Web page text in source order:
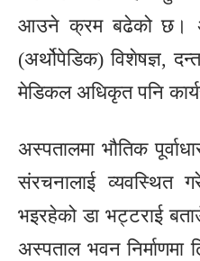
आउने क्रम बढेको छ।
(अर्थोपेडिक) विशेषज्ञ,
मेडिकल अधिकृत पनि
अस्पतालमा भौतिक
संरचनालाई व्यवस्थित
भइरहेको डा भट्टराई
अस्पताल भवन निर्माणमा